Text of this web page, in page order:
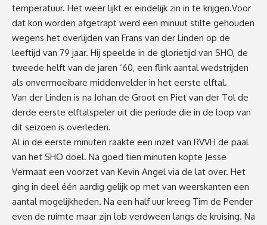
temperatuur. Het weer lijkt er eindelijk zin in te krijgen.Voor
dat kon worden afgetrapt werd een minuut stilte gehouden
wegens het overlijden van Frans van der Linden op de
leeftijd van 79 jaar. Hij speelde in de glorietijd van SHO, de
tweede helft van de jaren ‘60, een flink aantal wedstrijden
als onvermoeibare middenvelder in het eerste elftal.
Van der Linden is na Johan de Groot en Piet van der Tol de
derde eerste elftalspeler uit die periode die in de loop van
dit seizoen is overleden.
Al in de eerste minuten raakte een inzet van RVVH de paal
van het SHO doel. Na goed tien minuten kopte Jesse
Vermaat een voorzet van Kevin Angel via de lat over. Het
ging in deel één aardig gelijk op met van weerskanten een
aantal mogelijkheden. Na een half uur kreeg Tim de Pender
even de ruimte maar zijn lob verdween langs de kruising. Na